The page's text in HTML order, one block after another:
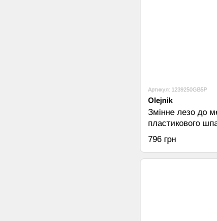
Артикул: 1239250GB5P
Olejnik
Змінне лезо до
пластикового
0.5мм
796 грн